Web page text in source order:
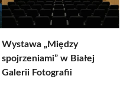
Wystawa „Między
spojrzeniami” w Białej
Galerii Fotografii